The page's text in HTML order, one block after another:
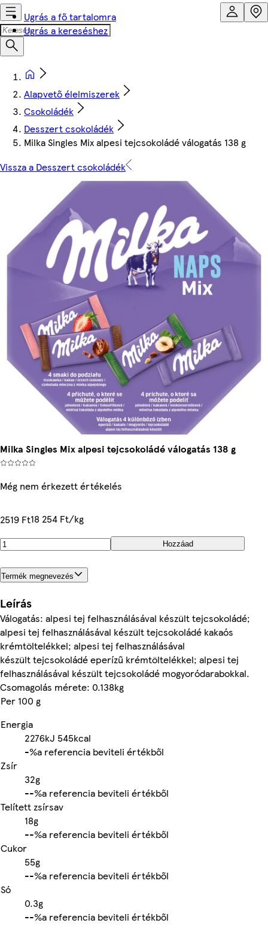
Ugrás a fő tartalomra
Ugrás a kereséshez
Alapvető élelmiszerek
Csokoládék
Desszert csokoládék
Milka Singles Mix alpesi tejcsokoládé válogatás 138 g
Vissza a Desszert csokoládék
Milka Singles Mix alpesi tejcsokoládé válogatás 138 g
Még nem érkezett értékelés
2519 Ft18 254 Ft/kg
Hozzáad
Termék megnevezés
Leírás
Válogatás: alpesi tej felhasználásával készült tejcsokoládé;
alpesi tej felhasználásával készült tejcsokoládé kakaós
krémtöltelékkel; alpesi tej felhasználásával
készült tejcsokoládé eperízű krémtöltelékkel; alpesi tej
felhasználásával készült tejcsokoládé mogyoródarabokkal.
Csomagolás mérete: 0.138kg
Per 100 g
Energia
2276kJ 545kcal
-%a referencia beviteli értékből
Zsír
32g
--%a referencia beviteli értékből
Telített zsírsav
18g
--%a referencia beviteli értékből
Cukor
55g
--%a referencia beviteli értékből
Só
0.3g
--%a referencia beviteli értékből